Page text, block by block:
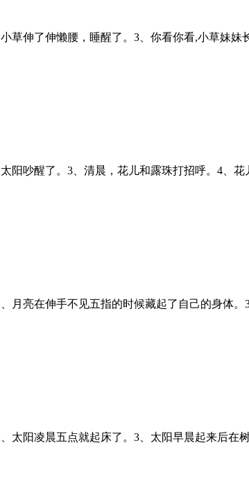
草伸了伸懒腰，睡醒了。3、你看你看,小草妹妹
阳吵醒了。3、清晨，花儿和露珠打招呼。4、
月亮在伸手不见五指的时候藏起了自己的身体
太阳凌晨五点就起床了。3、太阳早晨起来后在